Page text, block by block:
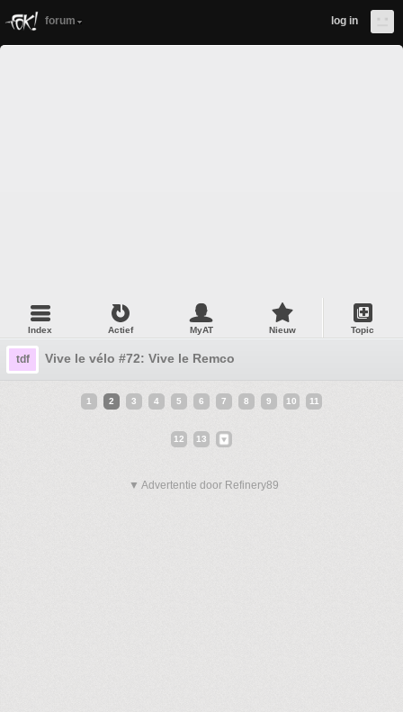
forum log in
Index Actief MyAT Nieuw Topic
tdf Vive le vélo #72: Vive le Remco
1 2 3 4 5 6 7 8 9 10 11
12 13
▼ Advertentie door Refinery89